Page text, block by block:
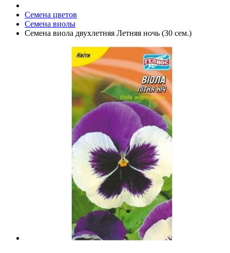
Семена цветов
Семена виолы
Семена виола двухлетняя Летняя ночь (30 сем.)